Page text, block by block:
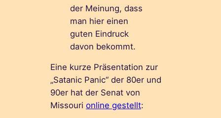
der Meinung, dass
man hier einen
guten Eindruck
davon bekommt.
Eine kurze Präsentation zur
„Satanic Panic“ der 80er und
90er hat der Senat von
Missourionline gestellt: